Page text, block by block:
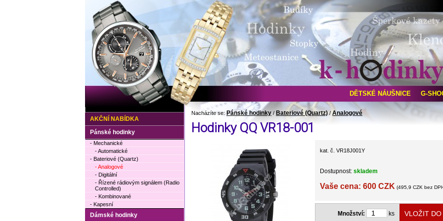
Nacházíte se: Pánské hodinky / Bateriové (Quartz) / Analogové
Hodinky QQ VR18-001
kat. č. VR18J001Y
Dostupnost: skladem
Vaše cena: 600 CZK (495,9 CZK bez
Množství: ks
AKČNÍ NABÍDKA
Pánské hodinky
- Mechanické
- Automatické
- Bateriové (Quartz)
- Analogové
- Digitální
- Řízené rádiovým signálem (Radio
Controlled)
- Kombinované
- Kapesní
Dámské hodinky
DĚTSKÉ NÁUŠNICE G-